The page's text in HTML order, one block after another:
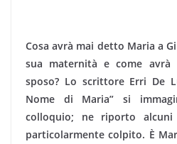
Cosa avrà mai detto Maria a
sua maternità e come
sposo? Lo scrittore Erri De
Nome di Maria” si
colloquio; ne riporto
particolarmente colpito. È